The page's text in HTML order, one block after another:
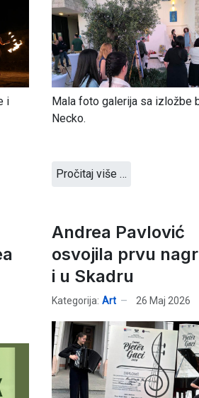
i
Mala foto galerija sa izložbe
Necko.
Pročitaj više …
Andrea Pavlović
osvojila prvu
i u Skadru
Kategorija: Art 26 Maj 2026